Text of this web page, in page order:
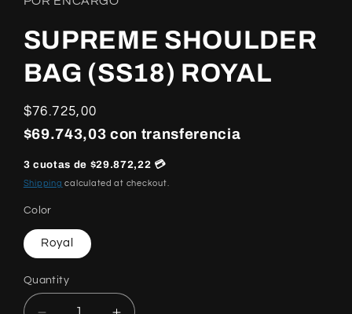
SUPREME SHOULDER
BAG (SS18) ROYAL
Regular
price
$76.725,00
$69.743,03 con transferencia
3 cuotas de $29.872,22 💳
Shipping calculated at checkout.
Color
Royal
Quantity
Quantity